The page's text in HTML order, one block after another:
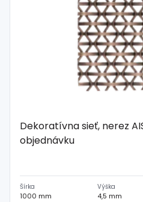
Dekoratívna sieť, nerez
objednávku
Šírka
1000 mm
Výška
4,5 mm